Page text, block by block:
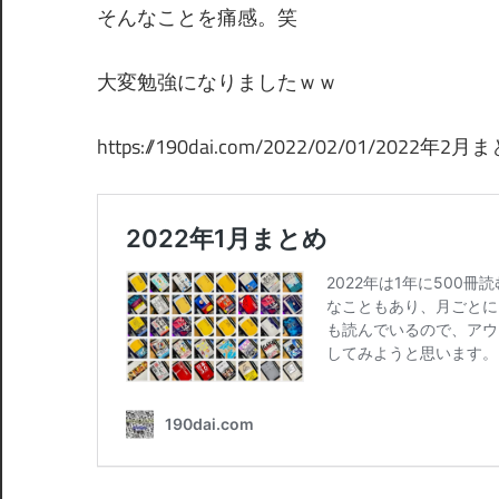
そんなことを痛感。笑
大変勉強になりましたｗｗ
https://190dai.com/2022/02/01/2022年2月